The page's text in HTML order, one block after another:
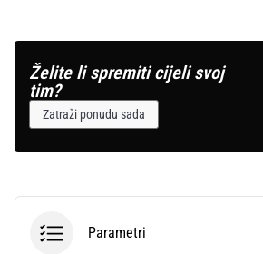
Želite li spremiti cijeli svoj
tim?
Zatraži ponudu sada
Parametri